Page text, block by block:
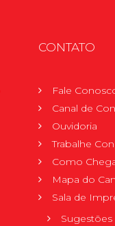
CONTATO
Fale
Canal de
Ouvidoria
Trabalhe
Como
Mapa do
Sala de